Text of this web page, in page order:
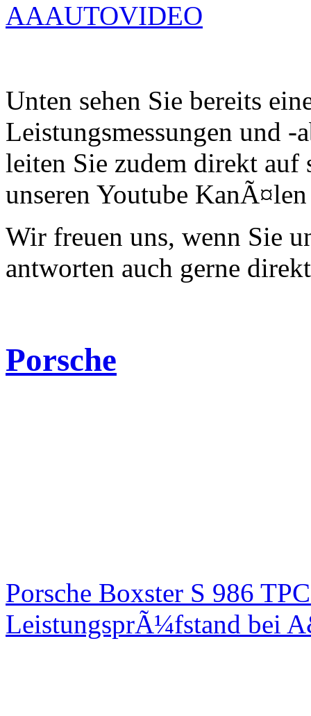
AAAUTOVIDEO
Unten sehen Sie bereits
Leistungsmessungen und -
leiten Sie zudem direkt auf
unseren Youtube
Wir freuen uns, wenn Sie
antworten auch gerne
Porsche
Porsche Boxster S 986
LeistungsprÃ¼fstand bei